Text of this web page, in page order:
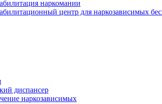
наркомании
центр для наркозависимых
диспансер
наркозависимых